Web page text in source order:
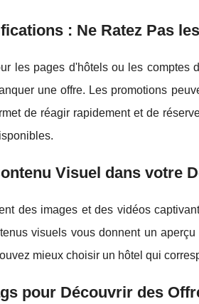
: Ne Ratez Pas
les pages d'hôtels ou les comptes
une offre. Les promotions
de réagir rapidement et de
Visuel dans votre
des images et des vidéos
visuels vous donnent un
mieux choisir un hôtel qui
pour Découvrir des